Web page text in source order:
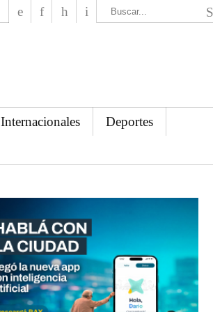
Internacionales
Deportes